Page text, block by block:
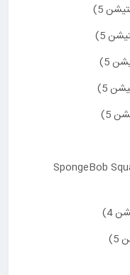
SpongeBob